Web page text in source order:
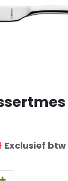
Exclusief btw